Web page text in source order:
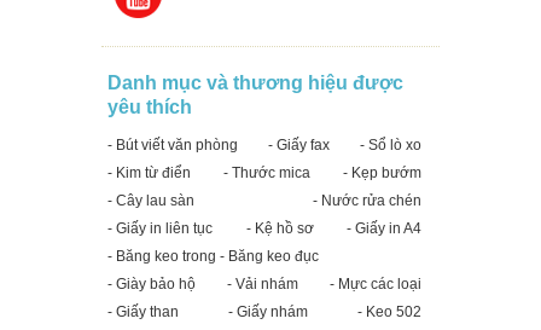
Danh mục và thương hiệu được
yêu thích
- Bút viết văn phòng - Giấy fax
- Sổ lò xo
- Kim từ điển
- Thước mica
- Kẹp bướm
- Cây lau sàn
- Nước rửa chén
- Giấy in liên tục
- Kệ hồ sơ
- Giấy in A4
- Băng keo trong - Băng keo đục
- Giày bảo hộ
- Vải nhám
- Mực các loại
- Giấy than
- Giấy nhám
- Keo 502